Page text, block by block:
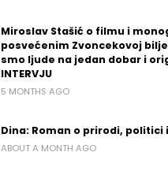
Miroslav Stašić o filmu i
posvećenim Zvoncekovoj
smo ljude na jedan dobar i
INTERVJU
5 MONTHS AGO
Dina: Roman o prirodi, politici
ABOUT A MONTH AGO